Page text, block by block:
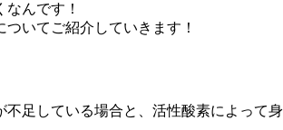
んです！
いてご紹介していきます！
足している場合と、活性酸素によって